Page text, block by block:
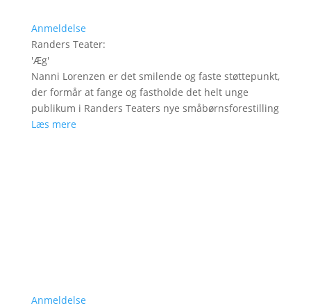
Anmeldelse
Randers Teater:
'Æg'
Nanni Lorenzen er det smilende og faste støttepunkt,
der formår at fange og fastholde det helt unge
publikum i Randers Teaters nye småbørnsforestilling
Læs mere
Anmeldelse